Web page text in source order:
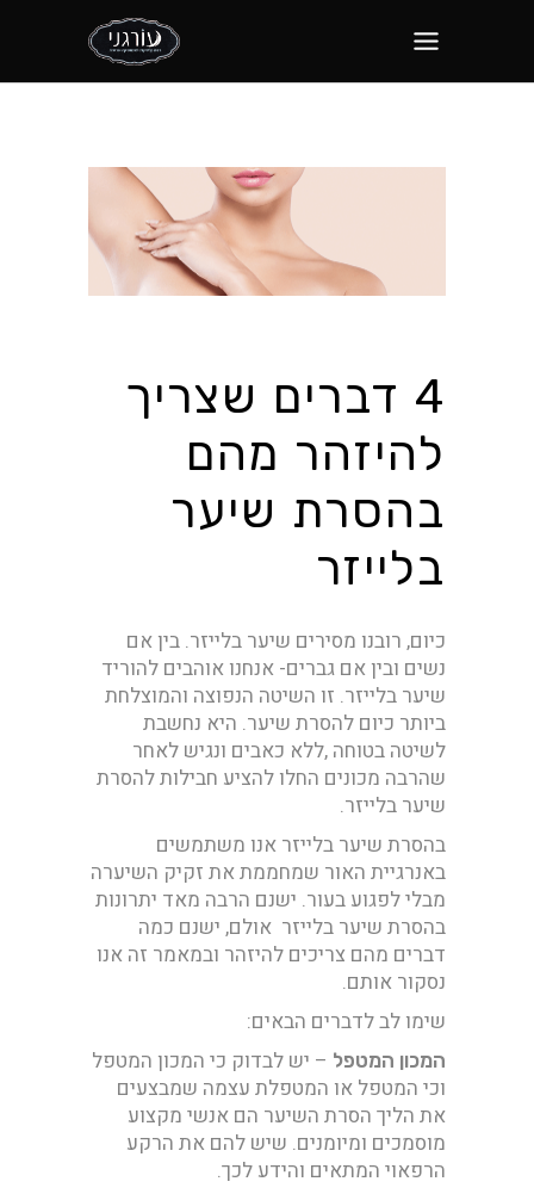
4 דברים שצריך
להיזהר מהם
בהסרת שיער
בלייזר
כיום, רובנו מסירים שיער בלייזר. בין אם
נשים ובין אם גברים- אנחנו אוהבים להוריד
שיער בלייזר. זו השיטה הנפוצה והמוצלחת
ביותר כיום להסרת שיער. היא נחשבת
לשיטה בטוחה ,ללא כאבים ונגיש לאחר
שהרבה מכונים החלו להציע חבילות להסרת
שיער בלייזר.
בהסרת שיער בלייזר אנו משתמשים
באנרגיית האור שמחממת את זקיק השיערה
מבלי לפגוע בעור. ישנם הרבה מאד יתרונות
בהסרת שיער בלייזר אולם, ישנם כמה
דברים מהם צריכים להיזהר ובמאמר זה אנו
נסקור אותם.
שימו לב לדברים הבאים:
המכון המטפל – יש לבדוק כי המכון המטפל
וכי המטפל או המטפלת עצמה שמבצעים
את הליך הסרת השיער הם אנשי מקצוע
מוסמכים ומיומנים. שיש להם את הרקע
הרפאוי המתאים והידע לכך.